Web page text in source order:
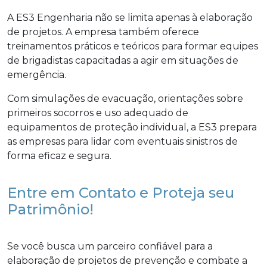
A ES3 Engenharia não se limita apenas à elaboração
de projetos. A empresa também oferece
treinamentos práticos e teóricos para formar equipes
de brigadistas capacitadas a agir em situações de
emergência.
Com simulações de evacuação, orientações sobre
primeiros socorros e uso adequado de
equipamentos de proteção individual, a ES3 prepara
as empresas para lidar com eventuais sinistros de
forma eficaz e segura.
Entre em Contato e Proteja seu
Patrimônio!
Se você busca um parceiro confiável para a
elaboração de projetos de prevenção e combate a